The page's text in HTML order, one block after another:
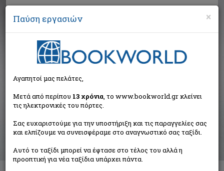
Αναζήτηση
Βιβλία στην κατηγορία
Παιδικά - Εφηβικά
×
Παύση εργασιών
Αγαπητοί μας πελάτες,
Μετά από περίπου 13 χρόνια, το www.bookworld.gr κλείνει
τις ηλεκτρονικές του πόρτες.
Σας ευχαριστούμε για την υποστήριξη και τις παραγγελίες σας
και ελπίζουμε να συνεισφέραμε στο αναγνωστικό σας ταξίδι.
Αυτό το ταξίδι μπορεί να έφτασε στο τέλος του αλλά η
προοπτική για νέα ταξίδια υπάρχει πάντα.